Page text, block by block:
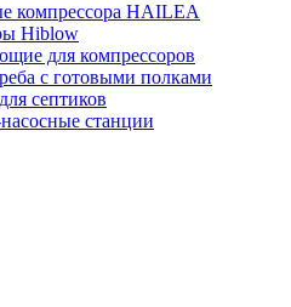
компрессора HAILEA
Hiblow
для компрессоров
с готовыми полками
септиков
станции